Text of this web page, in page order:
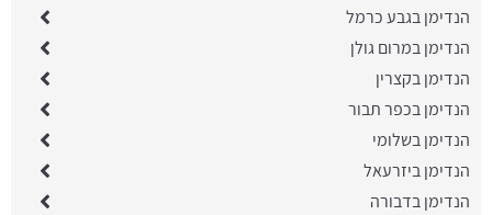
הנדימן בגבע כרמל
הנדימן במרום גולן
הנדימן בקצרין
הנדימן בכפר תבור
הנדימן בשלומי
הנדימן ביזרעאל
הנדימן בדבורה